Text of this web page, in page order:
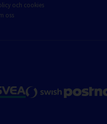
och cookies
oss